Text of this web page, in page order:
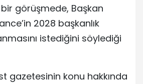
görüşmede, Başkan
2028 başkanlık
istediğini söylediği
gazetesinin konu hakkında